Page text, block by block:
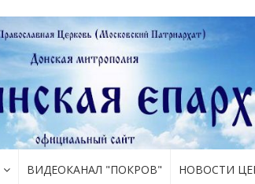
ВИДЕОКАНАЛ "ПОКРОВ" НОВОСТИ